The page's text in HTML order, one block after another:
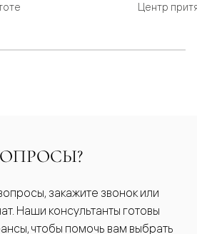
Центр
закажите звонок или
Наши консультанты готовы
чтобы помочь вам выбрать